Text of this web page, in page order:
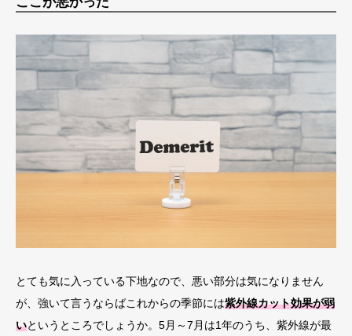
とても気に入っている下地なので、悪い部分は気になりません
が、強いて言うならばこれからの季節には紫外線カット効果が弱
いというところでしょうか。5月～7月は1年のうち、紫外線が最